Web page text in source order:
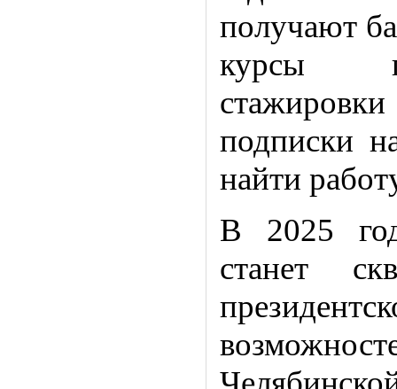
получают
курсы
подписки
найти
В 2025
станет